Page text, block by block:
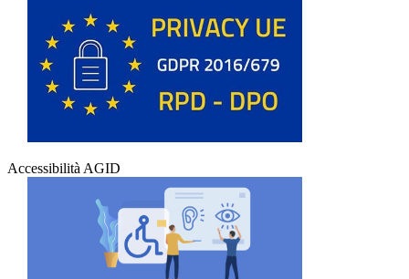
Accessibilità AGID